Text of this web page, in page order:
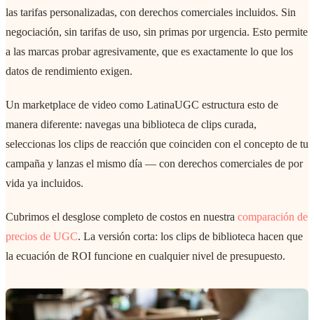
las tarifas personalizadas, con derechos comerciales incluidos. Sin
negociación, sin tarifas de uso, sin primas por urgencia. Esto permite
a las marcas probar agresivamente, que es exactamente lo que los
datos de rendimiento exigen.
Un marketplace de video como LatinaUGC estructura esto de
manera diferente: navegas una biblioteca de clips curada,
seleccionas los clips de reacción que coinciden con el concepto de tu
campaña y lanzas el mismo día — con derechos comerciales de por
vida ya incluidos.
Cubrimos el desglose completo de costos en nuestra comparación de
precios de UGC. La versión corta: los clips de biblioteca hacen que
la ecuación de ROI funcione en cualquier nivel de presupuesto.